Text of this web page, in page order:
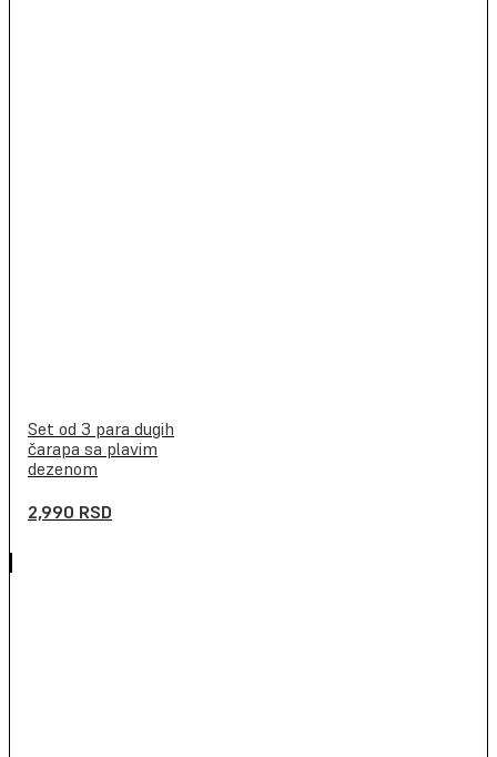
Set od 3 para dugih
čarapa sa plavim
dezenom
2,990 RSD